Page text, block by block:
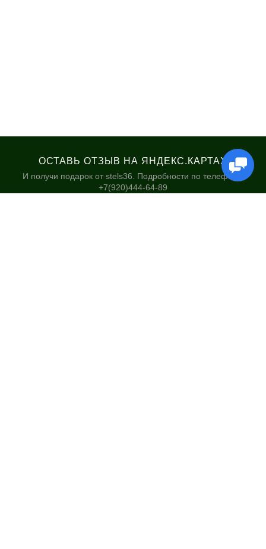
ОСТАВЬ ОТЗЫВ НА ЯНДЕКС.КАРТАХ
И получи подарок от stels36. Подробности по телефону:
+7(920)444-64-89